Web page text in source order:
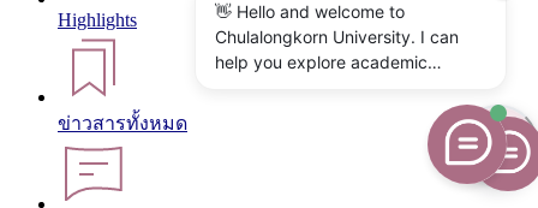
Highlights
ข่าวสารทั้งหมด
👋 Hello and welcome to
Chulalongkorn University. I can
help you explore academic